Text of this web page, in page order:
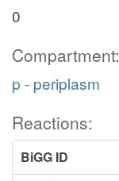
0
Compartment:
p - periplasm
Reactions:
BiGG ID